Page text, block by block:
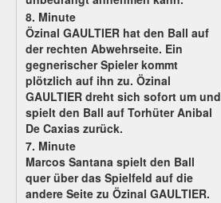
8. Minute
Özinal GAULTIER hat den Ball auf
der rechten Abwehrseite. Ein
gegnerischer Spieler kommt
plötzlich auf ihn zu. Özinal
GAULTIER dreht sich sofort um und
spielt den Ball auf Torhüter Anibal
De Caxias zurück.
7. Minute
Marcos Santana spielt den Ball
quer über das Spielfeld auf die
andere Seite zu Özinal GAULTIER.